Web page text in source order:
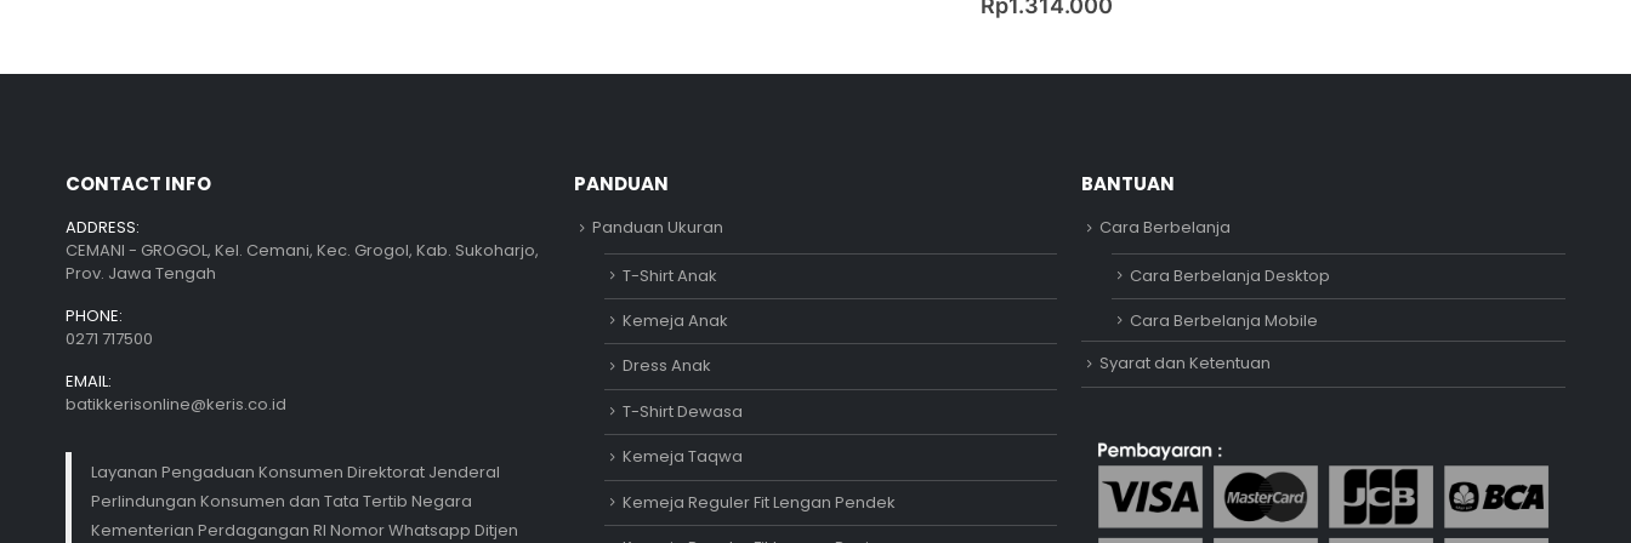
Rp1.314.000
CONTACT INFO
ADDRESS:
CEMANI - GROGOL, Kel. Cemani, Kec. Grogol, Kab. Sukoharjo,
Prov. Jawa Tengah
PHONE:
0271 717500
EMAIL:
batikkerisonline@keris.co.id
Layanan Pengaduan Konsumen Direktorat Jenderal
Perlindungan Konsumen dan Tata Tertib Negara
Kementerian Perdagangan RI Nomor Whatsapp Ditjen
PANDUAN
Panduan Ukuran
T-Shirt Anak
Kemeja Anak
Dress Anak
T-Shirt Dewasa
Kemeja Taqwa
Kemeja Reguler Fit Lengan Pendek
BANTUAN
Cara Berbelanja
Cara Berbelanja Desktop
Cara Berbelanja Mobile
Syarat dan Ketentuan
Adipati
Online